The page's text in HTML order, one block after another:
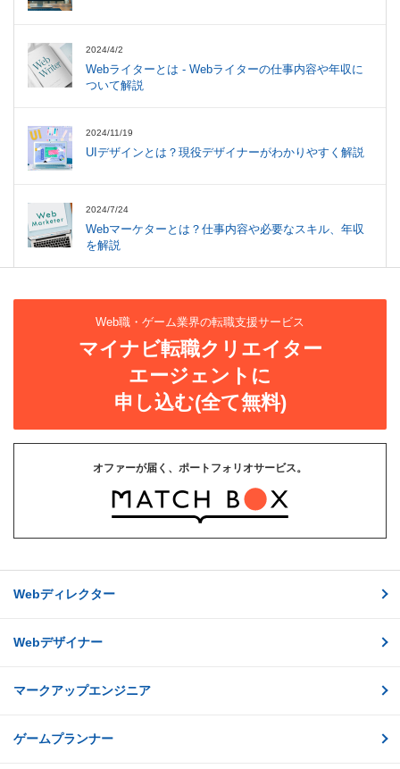
2024/4/2
Webライターとは - Webライターの仕事内容や年収に
ついて解説
2024/11/19
UIデザインとは？現役デザイナーがわかりやすく解説
2024/7/24
Webマーケターとは？仕事内容や必要なスキル、年収
を解説
Web職・ゲーム業界の転職支援サービス
マイナビ転職クリエイター
エージェントに
申し込む(全て無料)
オファーが届く、ポートフォリオサービス。
Webディレクター
Webデザイナー
マークアップエンジニア
ゲームプランナー